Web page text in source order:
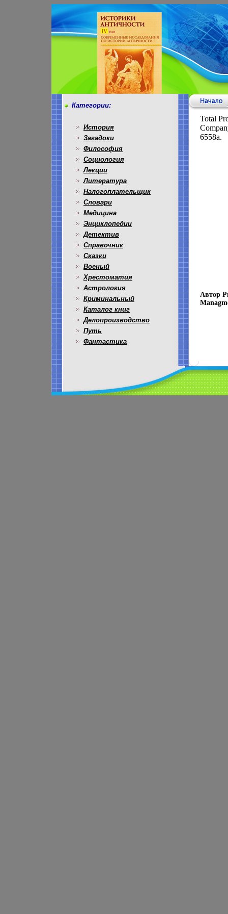
Категории:
История
Загадоки
Философия
Социология
Лекции
Литература
Налогоплательщик
Словари
Медицина
Энциклопедии
Детектив
Справочник
Сказки
Военый
Хрестоматия
Астрология
Криминальный
Каталог книг
Делопроизводство
Путь
Фантастика
Total
6558a.
Автор